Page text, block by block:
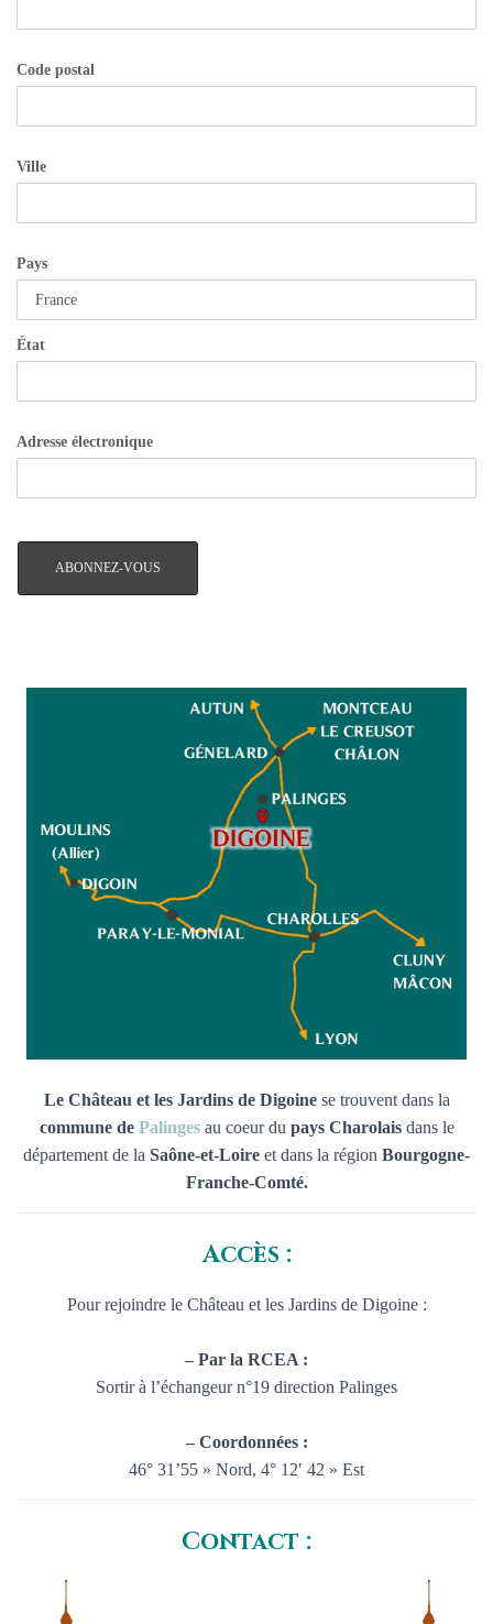
Code postal
Ville
Pays
État
Adresse électronique
Le Château et les Jardins de Digoinese trouvent dans la
commune de Palingesau coeur du pays Charolaisdans le
département de la Saône-et-Loire et dans la région Bourgogne-
Franche-Comté.
Accès :
Pour rejoindre le Château et les Jardins de Digoine :
– Par la RCEA :
Sortir à l’échangeur n°19 direction Palinges
– Coordonnées :
46° 31’55 » Nord, 4° 12′ 42 » Est
Contact :